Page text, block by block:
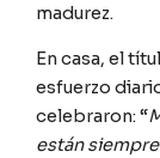
madurez.
En casa, el
esfuerzo
celebraron: “
están